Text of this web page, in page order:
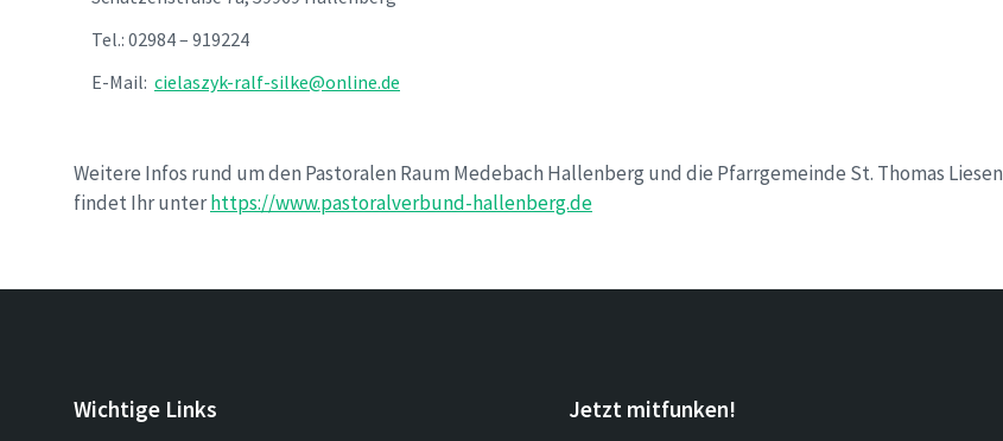
Tel.: 02984 – 919224
E-Mail: cielaszyk-ralf-silke@online.de
Weitere Infos rund um den Pastoralen Raum Medebach Hallenberg und die Pfarrgemeinde St. Thomas Liesen
findet Ihr unterhttps://www.pastoralverbund-hallenberg.de
Wichtige Links Jetzt mitfunken!